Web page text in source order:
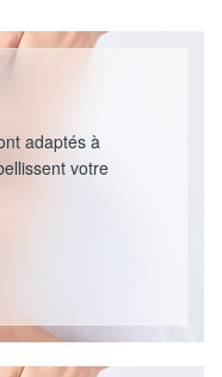
adaptés à
votre